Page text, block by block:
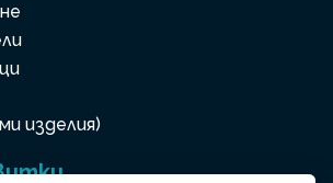
изделия)